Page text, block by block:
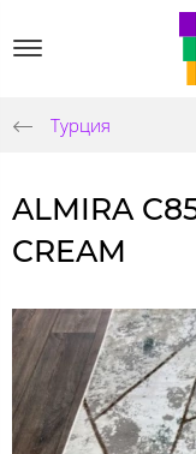
Турция
ALMIRA
CREAM